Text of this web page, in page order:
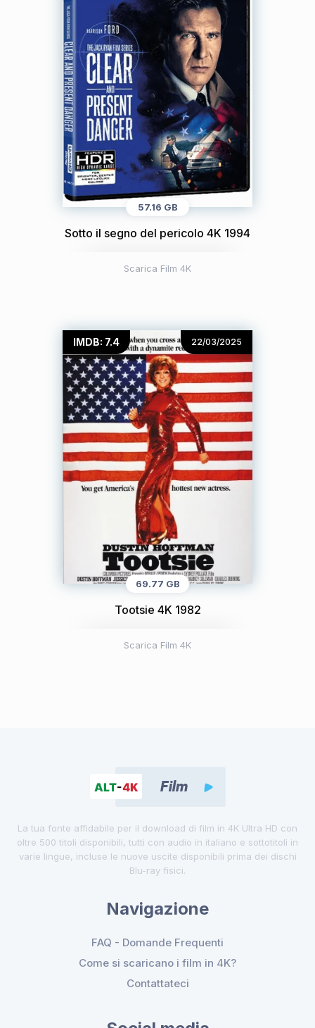
57.16 GB
Sotto il segno del pericolo 4K 1994
Scarica Film 4K
IMDB: 7.4 22/03/2025
69.77 GB
Tootsie 4K 1982
Scarica Film 4K
La tua fonte affidabile per il download di film in 4K Ultra HD con
oltre 500 titoli disponibili, tutti con audio in italiano e sottotitoli in
varie lingue, incluse le nuove uscite disponibili prima dei dischi
Blu-ray fisici.
Navigazione
FAQ - Domande Frequenti
Come si scaricano i film in 4K?
Contattateci